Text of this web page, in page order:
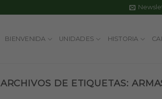
BIENVENIDA UNIDADES HISTORIA
ARCHIVOS DE ETIQUETAS: